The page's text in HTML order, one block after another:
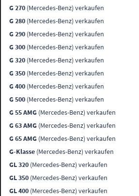
G 270 (Mercedes-Benz) verkaufen
G 280 (Mercedes-Benz) verkaufen
G 290 (Mercedes-Benz) verkaufen
G 300 (Mercedes-Benz) verkaufen
G 320 (Mercedes-Benz) verkaufen
G 350 (Mercedes-Benz) verkaufen
G 400 (Mercedes-Benz) verkaufen
G 500 (Mercedes-Benz) verkaufen
G 55 AMG (Mercedes-Benz) verkaufen
G 63 AMG (Mercedes-Benz) verkaufen
G 65 AMG (Mercedes-Benz) verkaufen
G-Klasse (Mercedes-Benz) verkaufen
GL 320 (Mercedes-Benz) verkaufen
GL 350 (Mercedes-Benz) verkaufen
GL 400 (Mercedes-Benz) verkaufen